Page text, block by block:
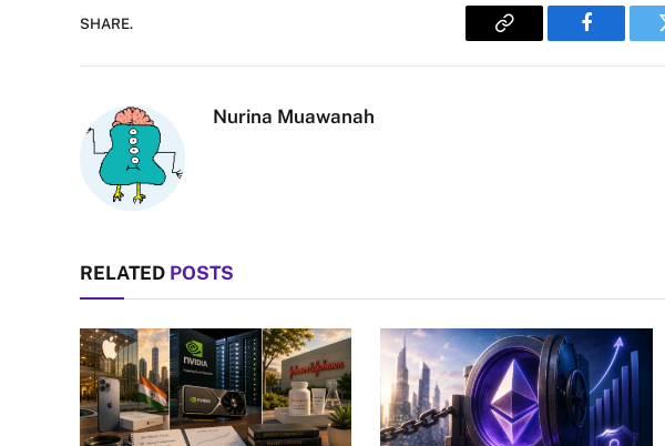
SHARE.
Copy
Facebook
Nurina Muawanah
RELATED POSTS